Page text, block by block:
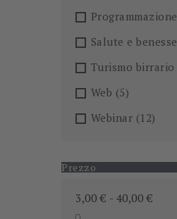
Programmazione
Turismo birrario
Web (5)
Webinar (12)
Prezzo
3,00 € - 40,00 €